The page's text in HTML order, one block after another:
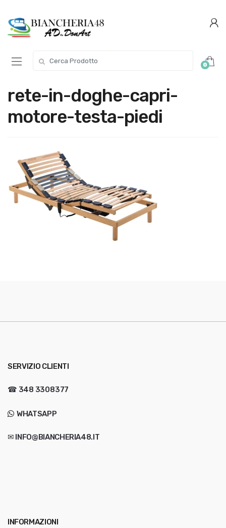
navigazione
questo
step
0
rete-in-doghe-capri-
motore-testa-piedi
SERVIZIO CLIENTI
☎ 348 3308377
WHATSAPP
✉ INFO@BIANCHERIA48.IT
INFORMAZIONI